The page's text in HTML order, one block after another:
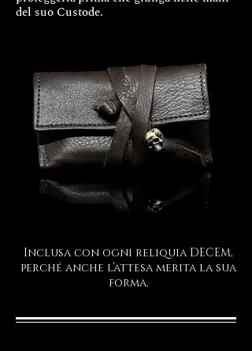
del suo Custode.
Inclusa con ogni reliquia DECEM,
perché anche l’attesa merita la sua
forma.